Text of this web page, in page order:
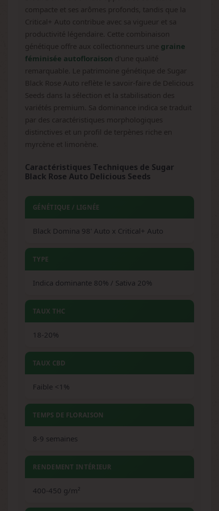
compacte et ses arômes profonds, tandis que la
Critical+ Auto contribue avec sa vigueur et sa
productivité légendaire. Cette combinaison
génétique offre aux collectionneurs une graine
féminisée autofloraison d'une qualité
remarquable. Le patrimoine génétique de Sugar
Black Rose Auto reflète le savoir-faire de Delicious
Seeds dans la sélection et la stabilisation des
variétés premium. Sa dominance indica se traduit
par des caractéristiques morphologiques
distinctives et un profil de terpènes riche en
myrcène et limonène.
Caractéristiques Techniques de Sugar
Black Rose Auto Delicious Seeds
GÉNÉTIQUE / LIGNÉE
Black Domina 98' Auto x Critical+ Auto
TYPE
Indica dominante 80% / Sativa 20%
TAUX THC
18-20%
TAUX CBD
Faible <1%
TEMPS DE FLORAISON
8-9 semaines
RENDEMENT INTÉRIEUR
400-450 g/m²